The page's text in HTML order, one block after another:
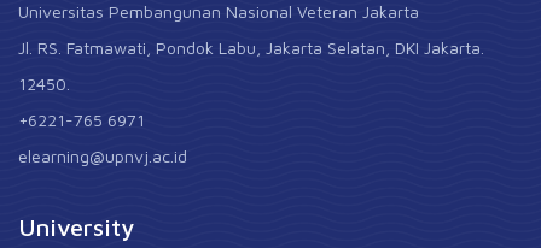
Universitas Pembangunan Nasional Veteran Jakarta
Jl. RS. Fatmawati, Pondok Labu, Jakarta Selatan, DKI Jakarta.
12450.
+6221-765 6971
elearning@upnvj.ac.id
University